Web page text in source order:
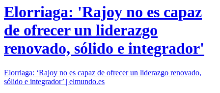
Elorriaga: 'Rajoy no es capaz
de ofrecer un liderazgo
renovado, sólido e integrador'
Elorriaga: ‘Rajoy no es capaz de ofrecer un liderazgo renovado,
sólido e integrador’ | elmundo.es